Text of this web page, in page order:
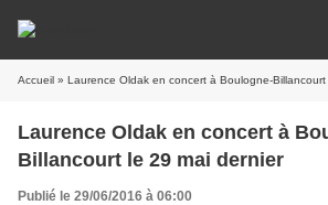
Accueil » Laurence Oldak en concert à Boulogne-
Laurence Oldak en concert à
Billancourt le 29 mai dernier
Publié le 29/06/2016 à 06:00